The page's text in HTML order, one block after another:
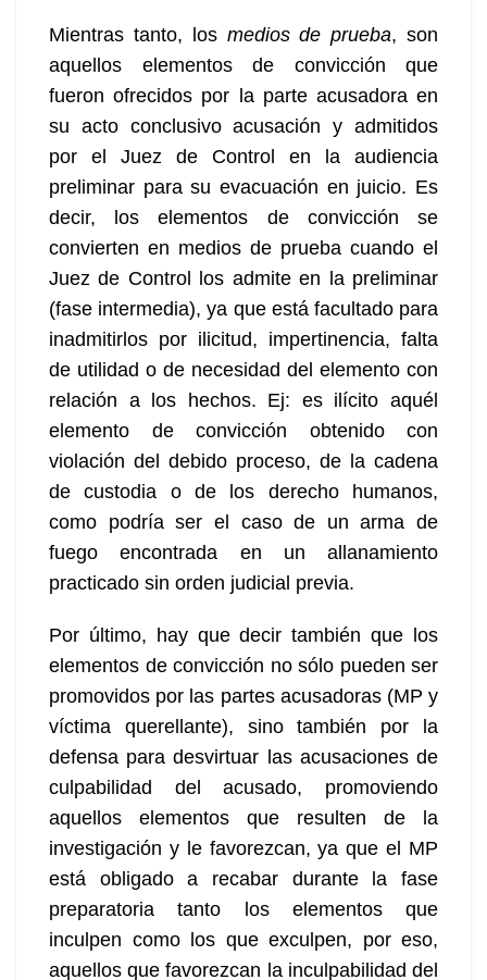
Mientras tanto, los medios de prueba, son
aquellos elementos de convicción que
fueron ofrecidos por la parte acusadora en
su acto conclusivo acusación y admitidos
por el Juez de Control en la audiencia
preliminar para su evacuación en juicio. Es
decir, los elementos de convicción se
convierten en medios de prueba cuando el
Juez de Control los admite en la preliminar
(fase intermedia), ya que está facultado para
inadmitirlos por ilicitud, impertinencia, falta
de utilidad o de necesidad del elemento con
relación a los hechos. Ej: es ilícito aquél
elemento de convicción obtenido con
violación del debido proceso, de la cadena
de custodia o de los derecho humanos,
como podría ser el caso de un arma de
fuego encontrada en un allanamiento
practicado sin orden judicial previa.
Por último, hay que decir también que los
elementos de convicción no sólo pueden ser
promovidos por las partes acusadoras (MP y
víctima querellante), sino también por la
defensa para desvirtuar las acusaciones de
culpabilidad del acusado, promoviendo
aquellos elementos que resulten de la
investigación y le favorezcan, ya que el MP
está obligado a recabar durante la fase
preparatoria tanto los elementos que
inculpen como los que exculpen, por eso,
aquellos que favorezcan la inculpabilidad del